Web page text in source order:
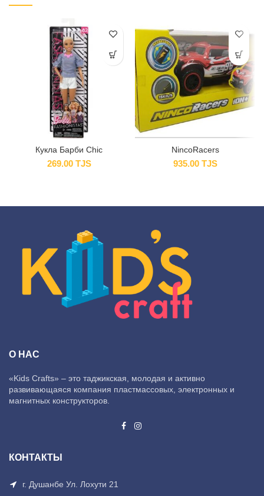
Кукла Барби Chic
269.00 TJS
NincoRacers
935.00 TJS
О НАС
«Kids Crafts» – это таджикская, молодая и активно
развивающаяся компания пластмассовых, электронных и
магнитных конструкторов.
КОНТАКТЫ
г. Душанбе Ул. Лохути 21